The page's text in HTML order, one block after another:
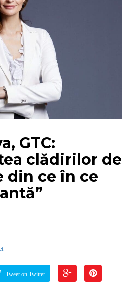
GTC:
clădirilor de
din ce în ce
Tweet on Twitter